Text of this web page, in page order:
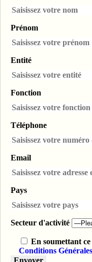
Prénom
Entité
Fonction
Téléphone
Email
Pays
Secteur d'activité
En soumettant
Conditions Générales